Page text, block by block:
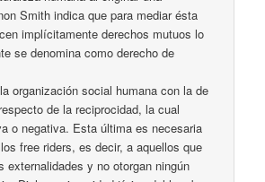
Smith indica que para mediar ésta
implícitamente derechos mutuos lo
se denomina como derecho de
organización social humana con la de
de la reciprocidad, la cual
o negativa. Esta última es necesaria
los free riders, es decir, a aquellos que
externalidades y no otorgan ningún